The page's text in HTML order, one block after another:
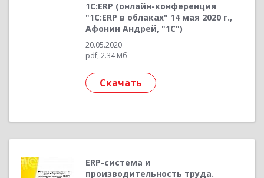
1С:ERP (онлайн-конференция
"1С:ERP в облаках" 14 мая 2020 г.,
Афонин Андрей, "1С")
20.05.2020
pdf, 2.34 Мб
Скачать
ERP-система и
производительность труда.